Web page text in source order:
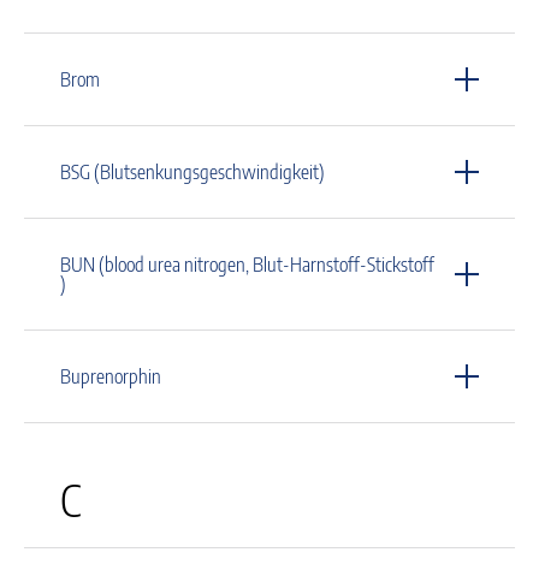
Brom
BSG (Blutsenkungsgeschwindigkeit)
BUN (blood urea nitrogen, Blut-Harnstoff-Stickstoff
)
Buprenorphin
C